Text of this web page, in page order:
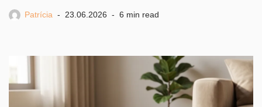
Patrícia 23.06.2026 6 min read